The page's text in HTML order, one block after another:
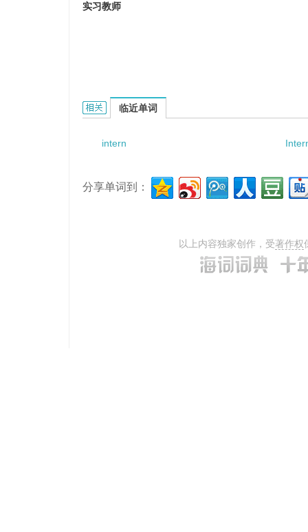
实习教师
intern teachers的相关资料：
临近单词
intern
分享单词到：
以上内容独家创作，受著作权